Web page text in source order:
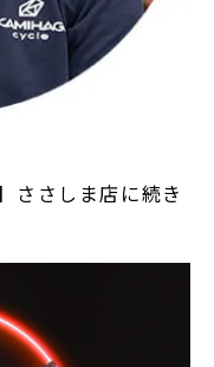
ささしま店に続き